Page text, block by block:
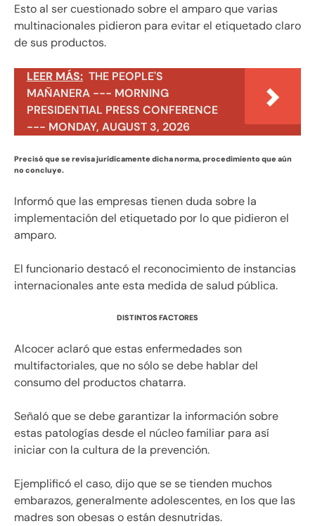
Esto al ser cuestionado sobre el amparo que varias
multinacionales pidieron para evitar el etiquetado claro
de sus productos.
LEER MÁS: THE PEOPLE'S
MAÑANERA --- MORNING
PRESIDENTIAL PRESS CONFERENCE
--- MONDAY, AUGUST 3, 2026
Precisó que se revisa jurídicamente dicha norma, procedimiento que aún
no concluye.
Informó que las empresas tienen duda sobre la
implementación del etiquetado por lo que pidieron el
amparo.
El funcionario destacó el reconocimiento de instancias
internacionales ante esta medida de salud pública.
DISTINTOS FACTORES
Alcocer aclaró que estas enfermedades son
multifactoriales, que no sólo se debe hablar del
consumo del productos chatarra.
Señaló que se debe garantizar la información sobre
estas patologías desde el núcleo familiar para así
iniciar con la cultura de la prevención.
Ejemplificó el caso, dijo que se se tienden muchos
embarazos, generalmente adolescentes, en los que las
madres son obesas o están desnutridas.